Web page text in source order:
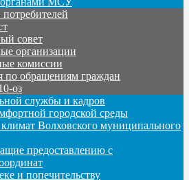
совет
организации
комиссии
обращениям граждан
оз
службы и кадров
городской среды
Волховского муниципального
предоставлению с
и попечительству